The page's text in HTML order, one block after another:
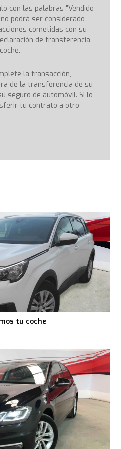
con las palabras "Vendido
podrá ser considerado
cometidas con su
de transferencia
la transacción,
de la transferencia de su
seguro de automóvil. Si lo
tu contrato a otro
tu coche